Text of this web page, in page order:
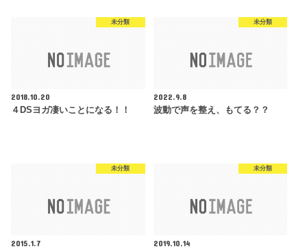
未分類
2018.10.20
４DSヨガ凄いことになる！！
未分類
2022.9.8
波動で声を整え、もてる？？
未分類
2015.1.7
未分類
2019.10.14